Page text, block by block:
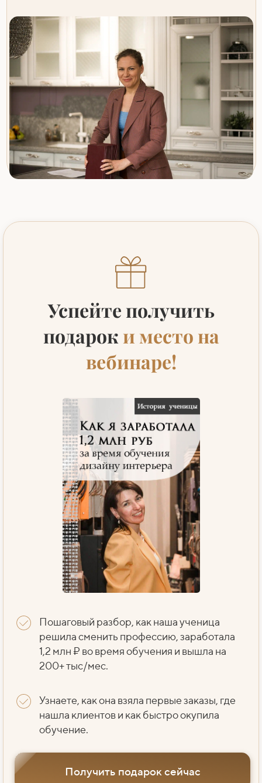
Успейте получить
подарок и место на
вебинаре!
Пошаговый разбор, как наша ученица
решила сменить профессию, заработала
1,2 млн ₽ во время обучения и вышла на
200+ тыс/мес.
Узнаете, как она взяла первые заказы, где
нашла клиентов и как быстро окупила
обучение.
Получить подарок сейчас